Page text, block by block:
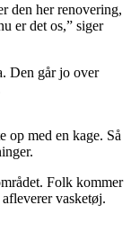
den her renovering,
er det os,” siger
Den går jo over
op med en kage. Så
Folk kommer
vasketøj.